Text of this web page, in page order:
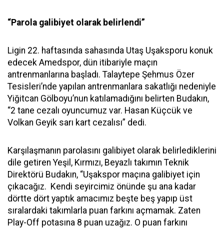
“Parola galibiyet olarak belirlendi”
Ligin 22. haftasında sahasında Utaş Uşaksporu konuk
edecek Amedspor, dün itibariyle maçın
antrenmanlarına başladı. Talaytepe Şehmus Özer
Tesisleri’nde yapılan antrenmanlara sakatlığı nedeniyle
Yiğitcan Gölboyu’nun katılamadığını belirten Budakın,
“2 tane cezalı oyuncumuz var. Hasan Küçcük ve
Volkan Geyik sarı kart cezalısı” dedi.
Karşılaşmanın parolasını galibiyet olarak belirlediklerini
dile getiren Yeşil, Kırmızı, Beyazlı takımın Teknik
Direktörü Budakın, “Uşakspor maçına galibiyet için
çıkacağız. Kendi seyircimiz önünde şu ana kadar
dörtte dört yaptık amacımız beşte beş yapıp üst
sıralardaki takımlarla puan farkını açmamak. Zaten
Play-Off potasına 8 puan uzağız. O puan farkını